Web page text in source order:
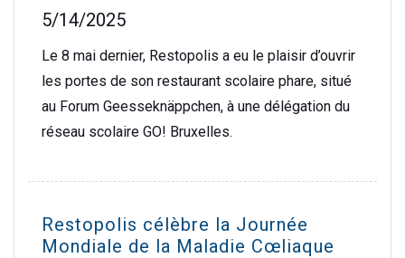
5/14/2025
Le 8 mai dernier, Restopolis a eu le plaisir d’ouvrir
les portes de son restaurant scolaire phare, situé
au Forum Geesseknäppchen, à une délégation du
réseau scolaire GO! Bruxelles.
Restopolis célèbre la Journée
Mondiale de la Maladie Cœliaque